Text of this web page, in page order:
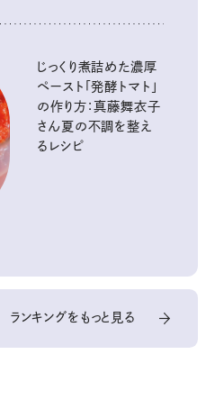
じっくり煮詰めた濃厚
ペースト「発酵トマト」
の作り方：真藤舞衣子
さん夏の不調を整え
るレシピ
ランキングをもっと見る